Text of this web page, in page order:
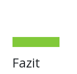
Fazit